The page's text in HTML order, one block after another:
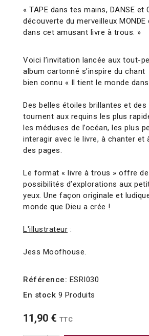
« TAPE dans tes mains, DANSE et
découverte du merveilleux MONDE
dans cet amusant livre à trous. »
Voici l’invitation lancée aux tout-
album cartonné s’inspire du chant
bien connu « Il tient le monde
Des belles étoiles brillantes et des
tournent aux requins les plus
les méduses de l’océan, les plus
interagir avec le livre, à chanter et
des pages.
Le format « livre à trous » offre
possibilités d’explorations aux
yeux. Une façon originale et
monde que Dieu a crée !
L'illustrateur :
Jess Moofhouse.
Référence: ESRI030
En stock 9 Produits
11,90 € TTC